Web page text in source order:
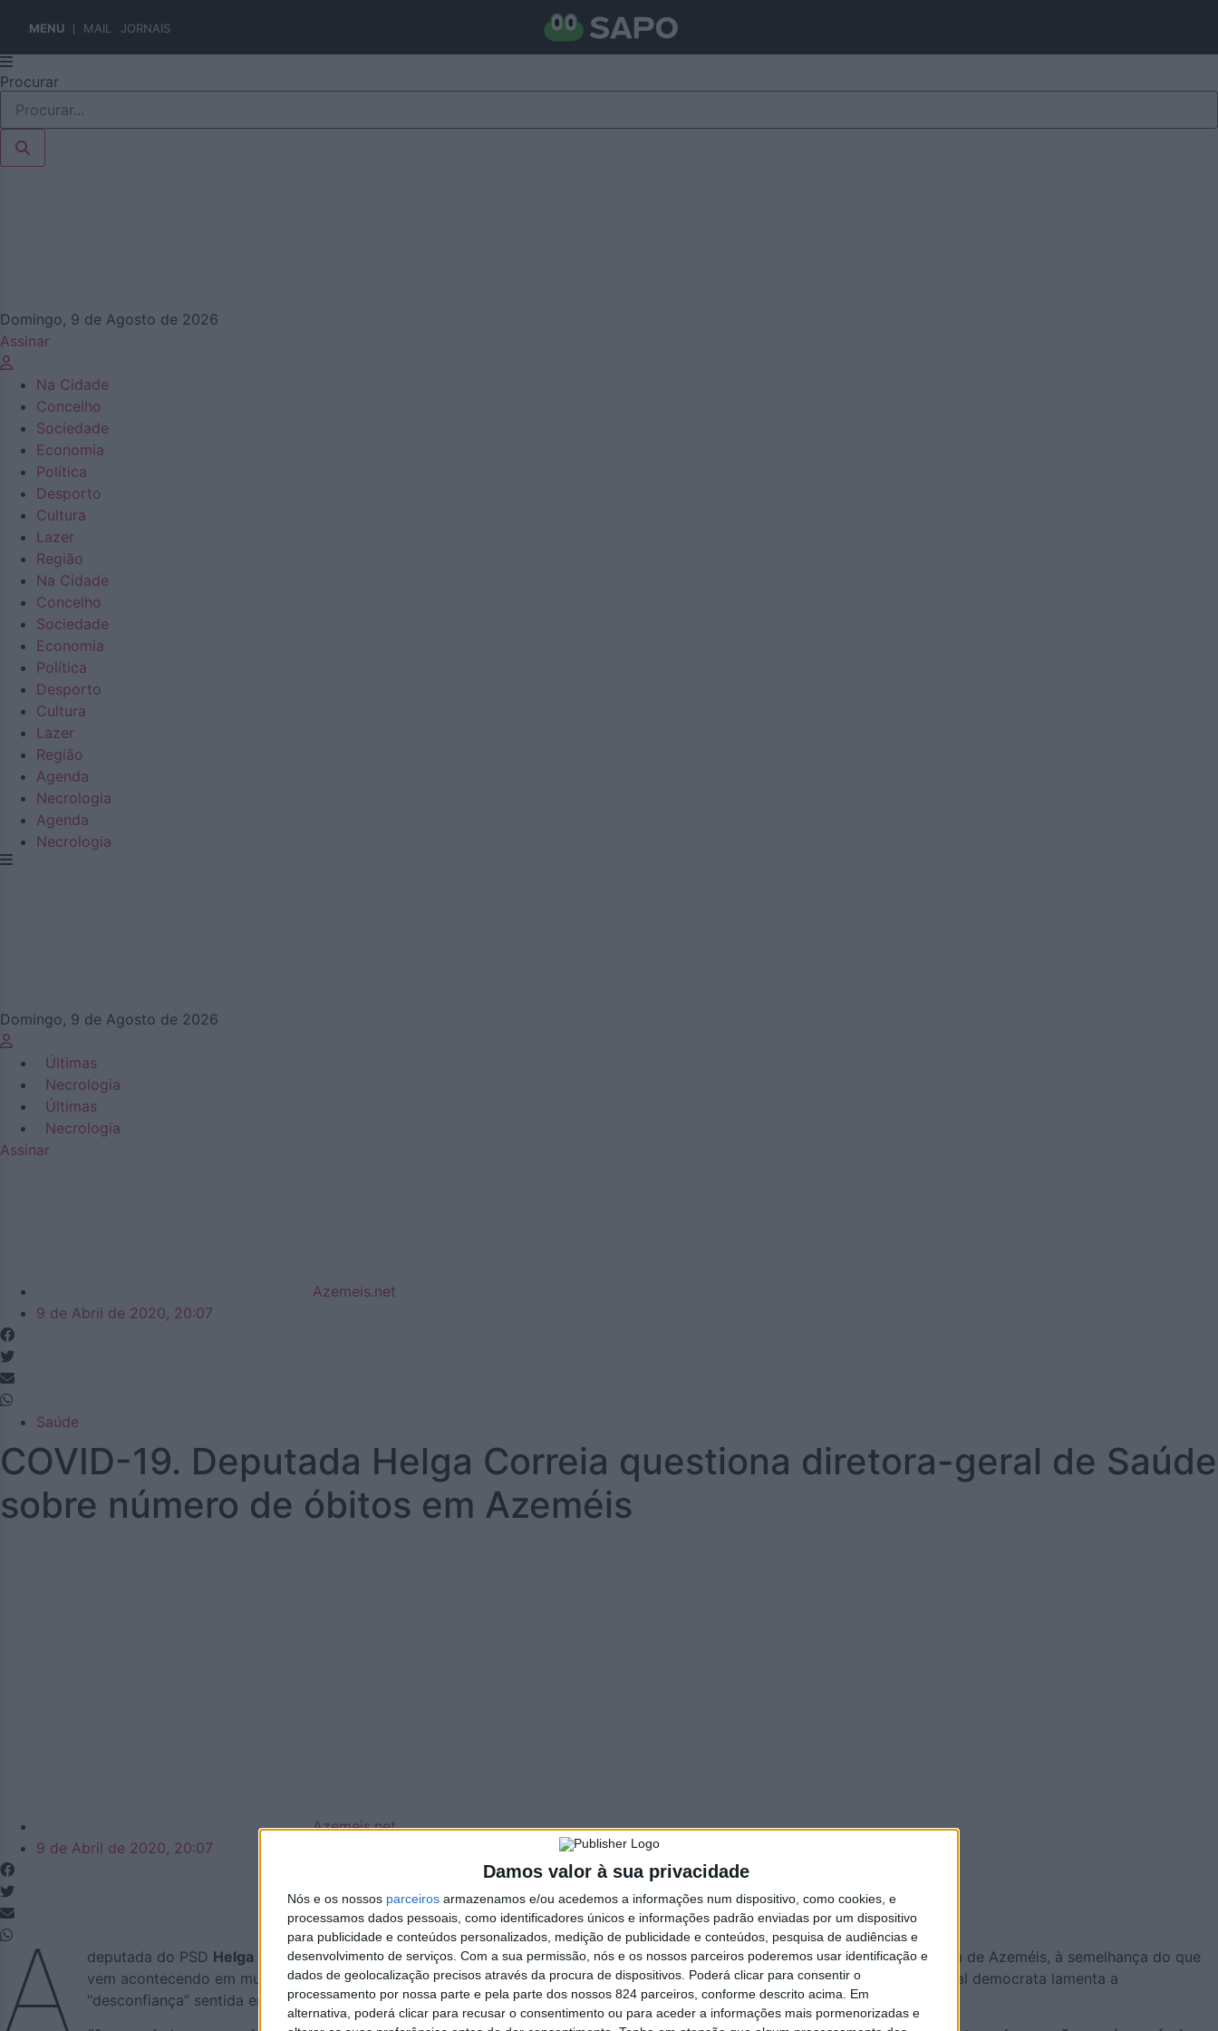
MENU MAIL JORNAIS
Damos valor à sua privacidade
Nós e os nossos parceiros armazenamos e/ou acedemos a informações num dispositivo, como cookies, e
processamos dados pessoais, como identificadores únicos e informações padrão enviadas por um dispositivo
para publicidade e conteúdos personalizados, medição de publicidade e conteúdos, pesquisa de audiências e
desenvolvimento de serviços. Com a sua permissão, nós e os nossos parceiros poderemos usar identificação e
dados de geolocalização precisos através da procura de dispositivos. Poderá clicar para consentir o
processamento por nossa parte e pela parte dos nossos 824 parceiros, conforme descrito acima. Em
alternativa, poderá clicar para recusar o consentimento ou para aceder a informações mais pormenorizadas e
Pular
para
conteúdo
Procurar
Domingo, 9 de Agosto de 2026
Assinar
Na Cidade
Concelho
Sociedade
Economia
Política
Desporto
Cultura
Lazer
Região
Na Cidade
Concelho
Sociedade
Economia
Política
Desporto
Cultura
Lazer
Região
Agenda
Necrologia
Agenda
Necrologia
Domingo, 9 de Agosto de 2026
Últimas
Necrologia
Últimas
Necrologia
Assinar
Azemeis.net
9 de Abril de 2020, 20:07
Saúde
COVID-19. Deputada Helga Correia questiona diretora-geral de Saúde
sobre número de óbitos em Azeméis
Azemeis.net
9 de Abril de 2020, 20:07
A deputada do PSD Helga Correiareclama uma divulgação criteriosa do número de óbitos por Covid-19 no concelho de Oliveira de Azeméis, à semelhança do que
vem acontecendo em municípios vizinhos. Num e-mail esta quarta-feira dirigido à diretora-geral de Saúde, a parlamentar social democrata lamenta a
“desconfiança” sentida entre os cidadãos, em função da falta de uma informação credível.